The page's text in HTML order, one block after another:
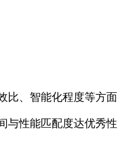
比、智能化程度等方面
与性能匹配度达优秀性